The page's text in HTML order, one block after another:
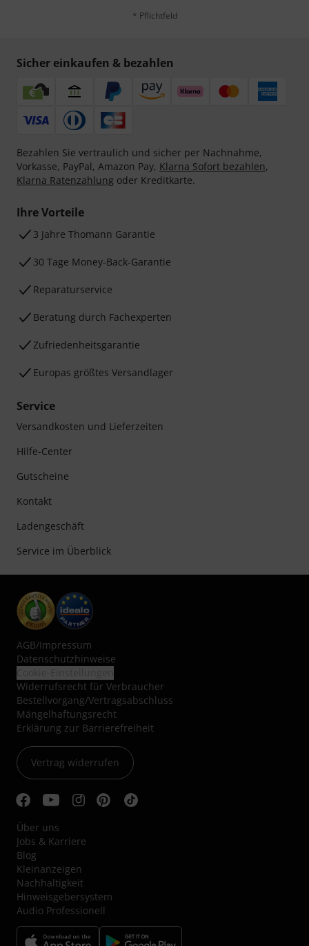
* Pflichtfeld
Sicher einkaufen & bezahlen
Bezahlen Sie vertraulich und sicher per Nachnahme,
Vorkasse, PayPal, Amazon Pay, Klarna Sofort bezahlen,
Klarna Ratenzahlung oder Kreditkarte.
Ihre Vorteile
3 Jahre Thomann Garantie
30 Tage Money-Back-Garantie
Reparaturservice
Beratung durch Fachexperten
Zufriedenheitsgarantie
Europas größtes Versandlager
Service
Versandkosten und Lieferzeiten
Hilfe-Center
Gutscheine
Kontakt
Ladengeschäft
Service im Überblick
AGB/Impressum
Datenschutzhinweise
Widerrufsrecht für Verbraucher
Bestellvorgang/Vertragsabschluss
Mängelhaftungsrecht
Erklärung zur Barrierefreiheit
Vertrag widerrufen
Über uns
Jobs & Karriere
Blog
Kleinanzeigen
Nachhaltigkeit
Hinweisgebersystem
Audio Professionell